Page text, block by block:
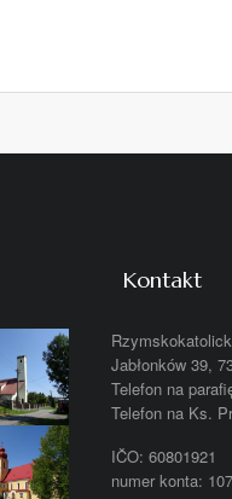
Kontakt
Jabłonków 39,
Telefon na
Telefon na Ks.
IČO: 60801921
numer konta: